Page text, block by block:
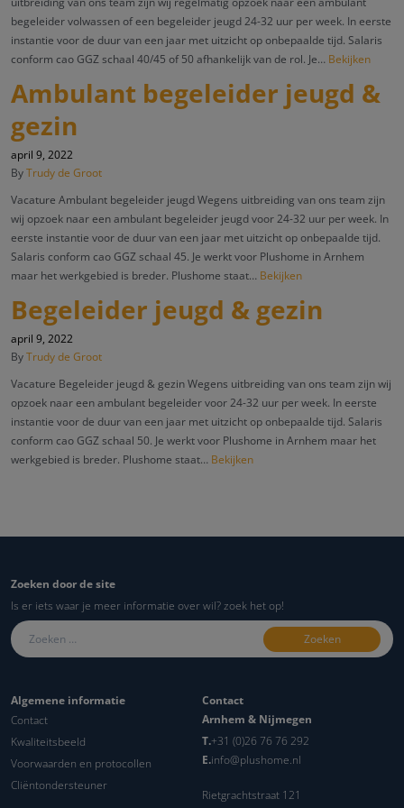
begeleider volwassen of een begeleider jeugd 24-32 uur per week. In eerste
instantie voor de duur van een jaar met uitzicht op onbepaalde tijd. Salaris
conform cao GGZ schaal 40/45 of 50 afhankelijk van de rol. Je… Bekijken
Ambulant begeleider jeugd &
gezin
april 9, 2022
ByTrudy de Groot
Vacature Ambulant begeleider jeugd Wegens uitbreiding van ons team zijn
wij opzoek naar een ambulant begeleider jeugd voor 24-32 uur per week. In
eerste instantie voor de duur van een jaar met uitzicht op onbepaalde tijd.
Salaris conform cao GGZ schaal 45. Je werkt voor Plushome in Arnhem
maar het werkgebied is breder. Plushome staat… Bekijken
Begeleider jeugd & gezin
april 9, 2022
ByTrudy de Groot
Vacature Begeleider jeugd & gezin Wegens uitbreiding van ons team zijn wij
opzoek naar een ambulant begeleider voor 24-32 uur per week. In eerste
instantie voor de duur van een jaar met uitzicht op onbepaalde tijd. Salaris
conform cao GGZ schaal 50. Je werkt voor Plushome in Arnhem maar het
werkgebied is breder. Plushome staat… Bekijken
Algemene informatie
Contact
Kwaliteitsbeeld
Voorwaarden en protocollen
Cliëntondersteuner
Contact
Arnhem & Nijmegen
T.+31 (0)26 76 76 292
E.info@plushome.nl
Rietgrachtstraat 121
Zoeken door de site
Is er iets waar je meer informatie over wil? zoek het op!
Zoeken naar: